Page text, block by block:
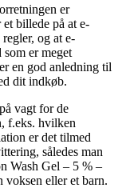
er
billede på at e-
og at e-
er meget
en god anledning til
dit indkøb.
vagt for de
f.eks. hvilken
er det tilmed
således man
Wash Gel – 5 % –
voksen eller et barn.